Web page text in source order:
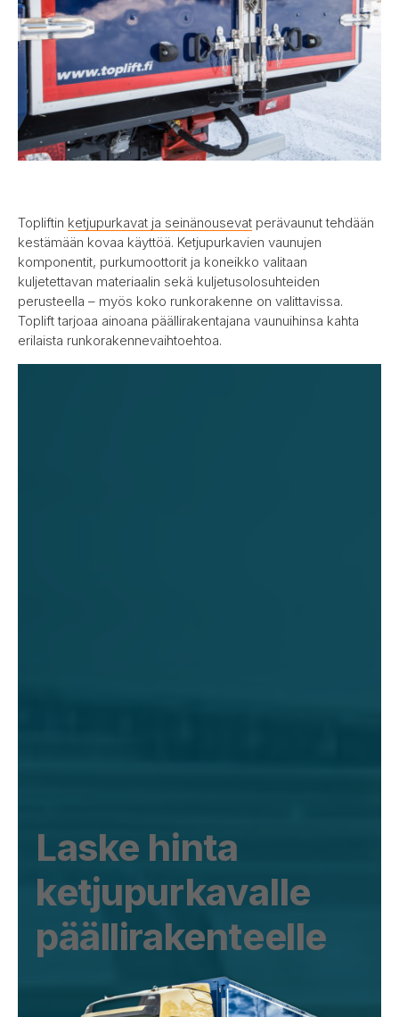
Topliftin ketjupurkavat ja seinänousevat perävaunut tehdään
kestämään kovaa käyttöä. Ketjupurkavien vaunujen
komponentit, purkumoottorit ja koneikko valitaan
kuljetettavan materiaalin sekä kuljetusolosuhteiden
perusteella – myös koko runkorakenne on valittavissa.
Toplift tarjoaa ainoana päällirakentajana vaunuihinsa kahta
erilaista runkorakennevaihtoehtoa.
Laske hinta
ketjupurkavalle
päällirakenteelle